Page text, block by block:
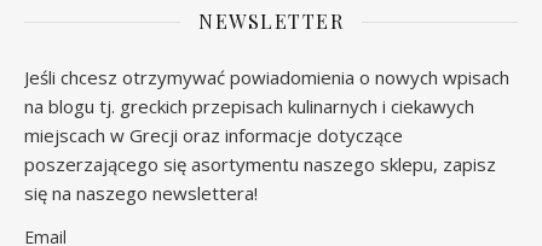
NEWSLETTER
Jeśli chcesz otrzymywać powiadomienia o nowych wpisach
na blogu tj. greckich przepisach kulinarnych i ciekawych
miejscach w Grecji oraz informacje dotyczące
poszerzającego się asortymentu naszego sklepu, zapisz
się na naszego newslettera!
Email